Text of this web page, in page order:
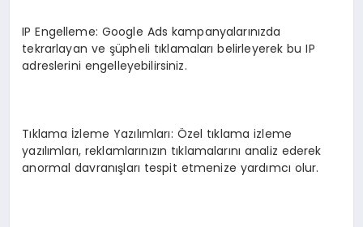
IP Engelleme: Google Ads kampanyalarınızda
tekrarlayan ve şüpheli tıklamaları belirleyerek bu IP
adreslerini engelleyebilirsiniz.
Tıklama İzleme Yazılımları: Özel tıklama izleme
yazılımları, reklamlarınızın tıklamalarını analiz ederek
anormal davranışları tespit etmenize yardımcı olur.